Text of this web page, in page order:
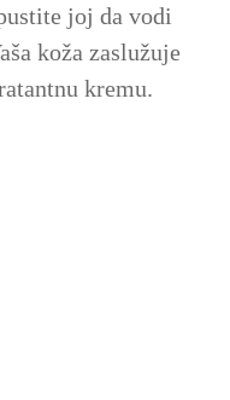
joj da vodi
koža zaslužuje
kremu.